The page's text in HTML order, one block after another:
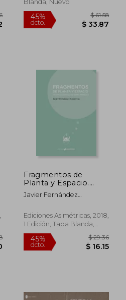
Blanda, Nuevo
dcto.
Fragmentos de
Planta y Espacio.
Sistema Diedrico en
Enric Miralles
Javier Fernández
Ediciones Asimétricas, 2018,
1 Edición, Tapa Blanda,
Nuevo